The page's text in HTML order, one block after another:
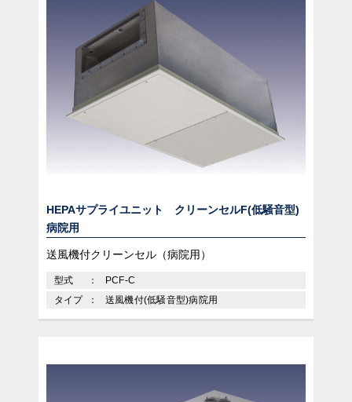
HEPAサプライユニット クリーンセルF(低騒音型)
病院用
送風機付クリーンセル（病院用）
型式
PCF-C
タイプ
送風機付(低騒音型)病院用